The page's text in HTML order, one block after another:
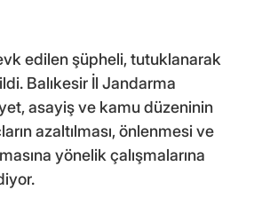
edilen şüpheli, tutuklanarak
Balıkesir İl Jandarma
asayiş ve kamu düzeninin
azaltılması, önlenmesi ve
yönelik çalışmalarına